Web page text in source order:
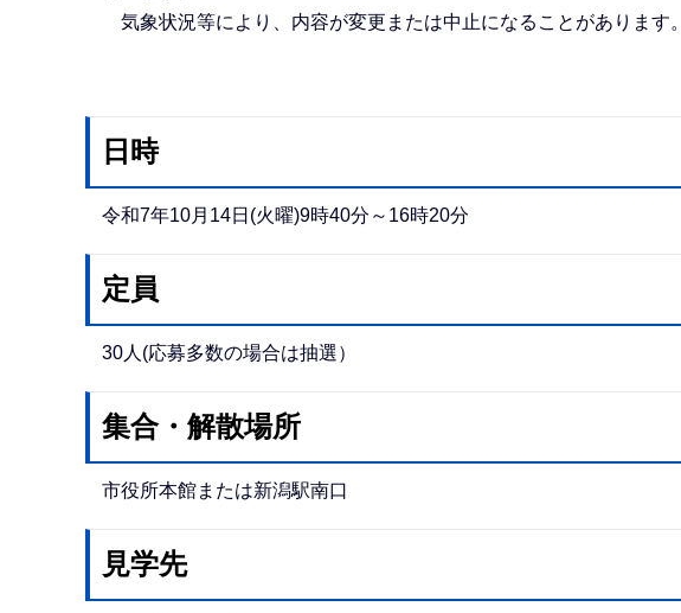
気象状況等により、内容が変更または中止になることがあります。
日時
令和7年10月14日(火曜)9時40分～16時20分
定員
30人(応募多数の場合は抽選）
集合・解散場所
市役所本館または新潟駅南口
見学先